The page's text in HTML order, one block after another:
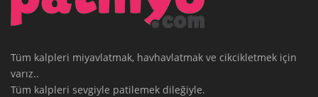
Tüm kalpleri miyavlatmak, havhavlatmak ve cikcikletmek için
varız..
Tüm kalpleri sevgiyle patilemek dileğiyle.